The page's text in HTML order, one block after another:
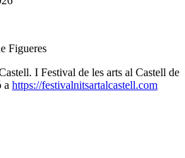
Figueres
I Festival de les arts al Castell de
a https://festivalnitsartalcastell.com